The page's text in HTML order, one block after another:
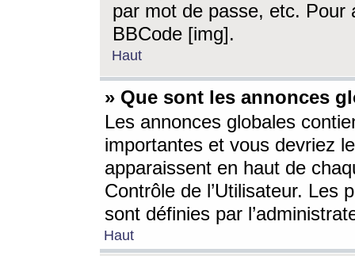
par mot de passe, etc. Pour
BBCode [img].
Haut
» Que sont les annonces
Les annonces globales
importantes et vous devriez
apparaissent en haut de
Contrôle de l’Utilisateur. Les
sont définies par
Haut